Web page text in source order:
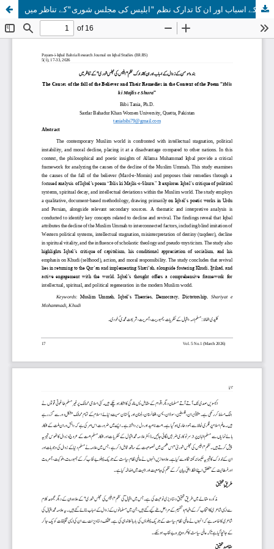
بندہ مومن کے زوال کے اسباب اور ان کا تدارک نظم "ابلیس کی مجلس شوری"کے تناظر میں